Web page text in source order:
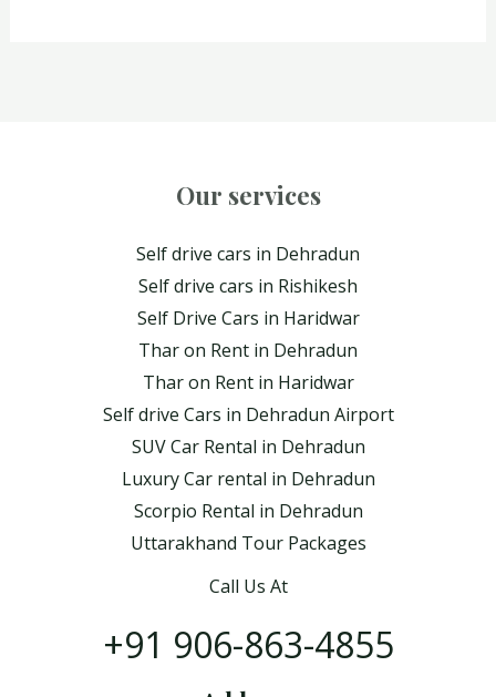
Our services
Self drive cars in Dehradun
Self drive cars in Rishikesh
Self Drive Cars in Haridwar
Thar on Rent in Dehradun
Thar on Rent in Haridwar
Self drive Cars in Dehradun Airport
SUV Car Rental in Dehradun
Luxury Car rental in Dehradun
Scorpio Rental in Dehradun
Uttarakhand Tour Packages
Call Us At
+91 906-863-4855